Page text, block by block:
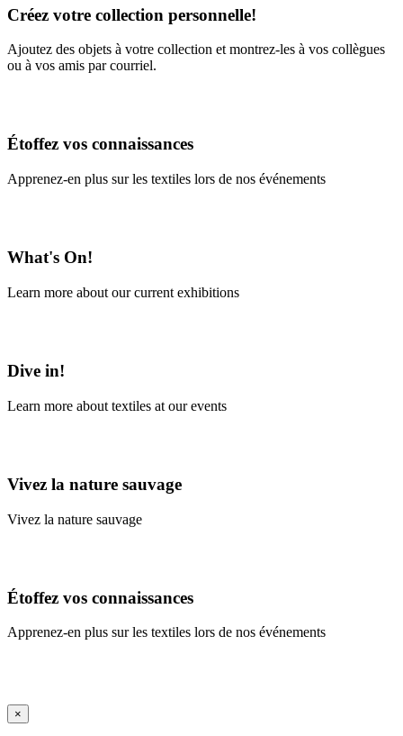
Créez votre collection personnelle!
Ajoutez des objets à votre collection et montrez-les à vos collègues
ou à vos amis par courriel.
Étoffez vos connaissances
Apprenez-en plus sur les textiles lors de nos événements
What's On!
Learn more about our current exhibitions
Dive in!
Learn more about textiles at our events
Vivez la nature sauvage
Vivez la nature sauvage
Étoffez vos connaissances
Apprenez-en plus sur les textiles lors de nos événements
iFrame Title
×